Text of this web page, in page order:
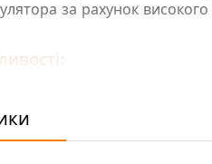
за рахунок
патрон - для легкої